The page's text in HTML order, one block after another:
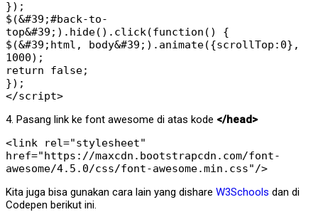
});
$(&#39;#back-to-
top&#39;).hide().click(function() {
$(&#39;html, body&#39;).animate({scrollTop:0},
1000);
return false;
});
</script>
4. Pasang link ke font awesome di atas kode </head>
<link rel="stylesheet"
href="https://maxcdn.bootstrapcdn.com/font-
awesome/4.5.0/css/font-awesome.min.css"/>
Kita juga bisa gunakan cara lain yang dishare W3Schools dan di
Codepen berikut ini.